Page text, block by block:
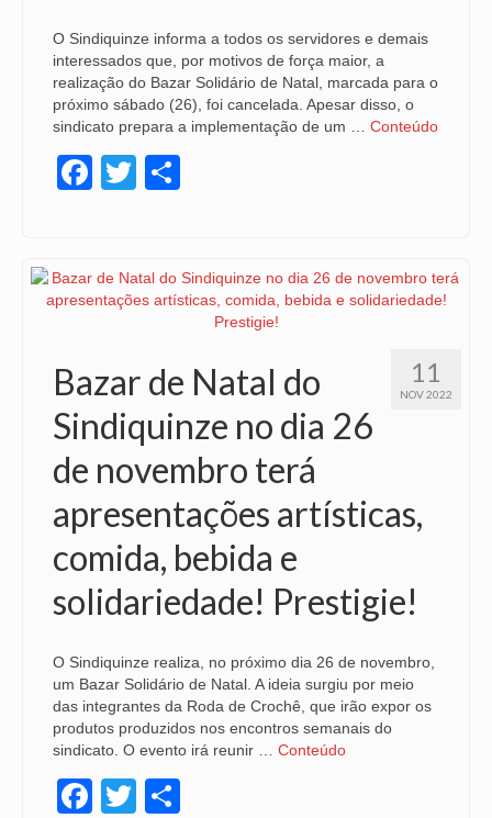
AGENTES DE POLÍCIA JUDICIAL
ANALISTAS JUDICIÁRIOS
ACESSIBILIDADE E INCLUSÃO
OFICIAIS DE JUSTIÇA
SOLIDARIEDADE
TÉCNICOS JUDICIÁRIOS
TECNOLOGIA DA INFORMAÇÃO
O Sindiquinze informa a todos os servidores e demais
interessados que, por motivos de força maior, a
realização do Bazar Solidário de Natal, marcada para o
próximo sábado (26), foi cancelada. Apesar disso, o
sindicato prepara a implementação de um … Conteúdo
Facebook
Twitter
11
NOV 2022
Bazar de Natal do
Sindiquinze no dia 26
de novembro terá
apresentações artísticas,
comida, bebida e
solidariedade! Prestigie!
O Sindiquinze realiza, no próximo dia 26 de novembro,
um Bazar Solidário de Natal. A ideia surgiu por meio
das integrantes da Roda de Crochê, que irão expor os
produtos produzidos nos encontros semanais do
sindicato. O evento irá reunir … Conteúdo
Facebook
Twitter